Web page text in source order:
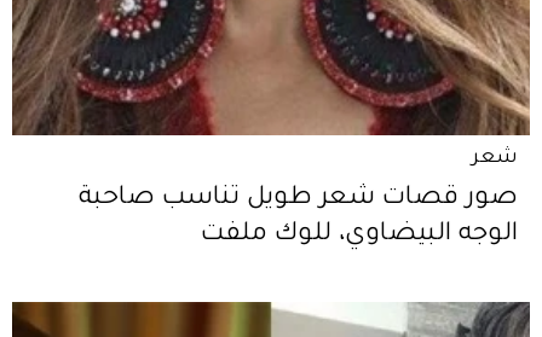
شعر
صور قصات شعر طويل تناسب صاحبة
الوجه البيضاوي، للوك ملفت